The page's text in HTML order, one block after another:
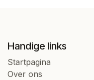
Handige links
Startpagina
Over ons